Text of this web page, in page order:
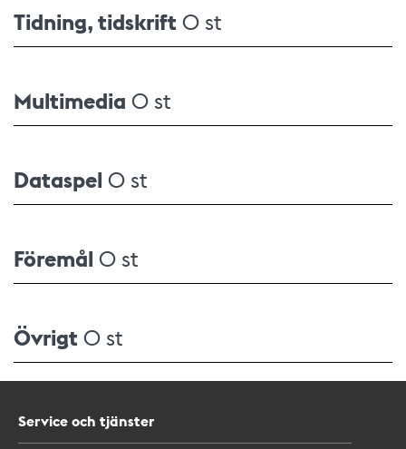
Tidning, tidskrift 0 st
Multimedia 0 st
Dataspel 0 st
Föremål 0 st
Övrigt 0 st
Service och tjänster